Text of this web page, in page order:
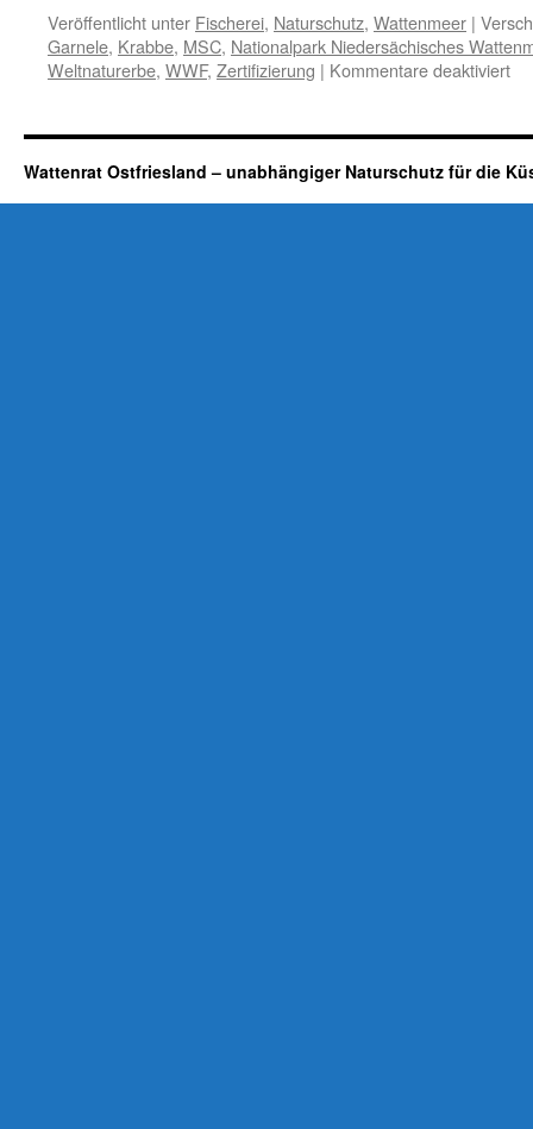
Veröffentlicht unter Fischerei, Naturschutz, Wattenmeer |
Garnele, Krabbe, MSC, Nationalpark Niedersächisches
Weltnaturerbe, WWF, Zertifizierung | Kommentare deaktiviertfür
Wattenrat Ostfriesland – unabhängiger Naturschutz für die